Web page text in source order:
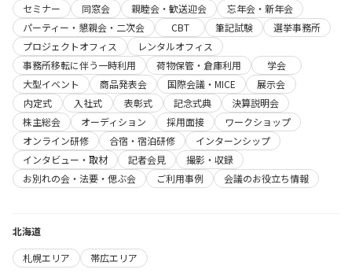
セミナー
同窓会 親睦会・歓送迎会
忘年会・新年会
パーティー・懇親会・二次会
CBT 筆記試験
選挙事務所
プロジェクトオフィス
レンタルオフィス
事務所移転に伴う一時利用
荷物保管・倉庫利用
学会
大型イベント
商品発表会 国際会議・MICE
展示会
内定式
入社式 表彰式 記念式典
決算説明会
株主総会
オーディション 採用面接
ワークショップ
オンライン研修
合宿・宿泊研修
インターンシップ
インタビュー・取材
記者会見
撮影・収録
お別れの会・法要・偲ぶ会
ご利用事例 会議のお役立ち情報
北海道
札幌エリア
帯広エリア